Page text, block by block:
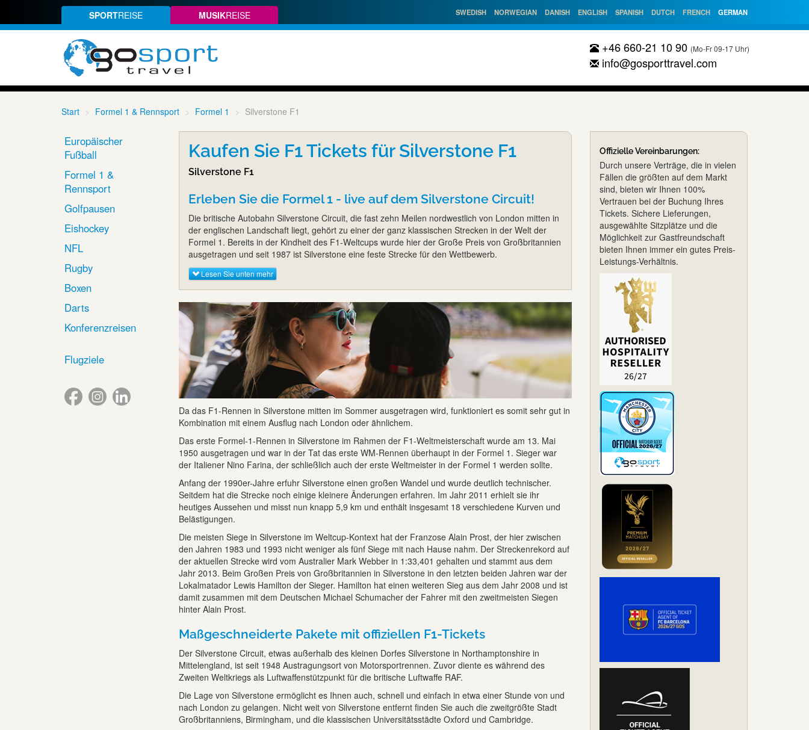
SPORTREISE MUSIKREISE SWEDISH NORWEGIAN DANISH ENGLISH SPANISH DUTCH FRENCH GERMAN
+46 660-21 10 90 (Mo-Fr 09-17 Uhr)
info@gosporttravel.com
Start Formel 1 & Rennsport Formel 1 Silverstone F1
Europäischer
Fußball
Formel 1 &
Rennsport
Golfpausen
Eishockey
NFL
Rugby
Boxen
Darts
Konferenzreisen
Flugziele
Kaufen Sie F1 Tickets für Silverstone F1
Silverstone F1
Erleben Sie die Formel 1 - live auf dem Silverstone Circuit!
Die britische Autobahn Silverstone Circuit, die fast zehn Meilen nordwestlich von London mitten in
der englischen Landschaft liegt, gehört zu einer der ganz klassischen Strecken in der Welt der
Formel 1. Bereits in der Kindheit des F1-Weltcups wurde hier der Große Preis von Großbritannien
ausgetragen und seit 1987 ist Silverstone eine feste Strecke für den Wettbewerb.
Lesen Sie unten mehr
Da das F1-Rennen in Silverstone mitten im Sommer ausgetragen wird, funktioniert es somit sehr gut in
Kombination mit einem Ausflug nach London oder ähnlichem.
Das erste Formel-1-Rennen in Silverstone im Rahmen der F1-Weltmeisterschaft wurde am 13. Mai
1950 ausgetragen und war in der Tat das erste WM-Rennen überhaupt in der Formel 1. Sieger war
der Italiener Nino Farina, der schließlich auch der erste Weltmeister in der Formel 1 werden sollte.
Anfang der 1990er-Jahre erfuhr Silverstone einen großen Wandel und wurde deutlich technischer.
Seitdem hat die Strecke noch einige kleinere Änderungen erfahren. Im Jahr 2011 erhielt sie ihr
heutiges Aussehen und misst nun knapp 5,9 km und enthält insgesamt 18 verschiedene Kurven und
Belästigungen.
Die meisten Siege in Silverstone im Weltcup-Kontext hat der Franzose Alain Prost, der hier zwischen
den Jahren 1983 und 1993 nicht weniger als fünf Siege mit nach Hause nahm. Der Streckenrekord auf
der aktuellen Strecke wird vom Australier Mark Webber in 1:33,401 gehalten und stammt aus dem
Jahr 2013. Beim Großen Preis von Großbritannien in Silverstone in den letzten beiden Jahren war der
Lokalmatador Lewis Hamilton der Sieger. Hamilton hat einen weiteren Sieg aus dem Jahr 2008 und ist
damit zusammen mit dem Deutschen Michael Schumacher der Fahrer mit den zweitmeisten Siegen
hinter Alain Prost.
Maßgeschneiderte Pakete mit offiziellen F1-Tickets
Der Silverstone Circuit, etwas außerhalb des kleinen Dorfes Silverstone in Northamptonshire in
Mittelengland, ist seit 1948 Austragungsort von Motorsportrennen. Zuvor diente es während des
Zweiten Weltkriegs als Luftwaffenstützpunkt für die britische Luftwaffe RAF.
Die Lage von Silverstone ermöglicht es Ihnen auch, schnell und einfach in etwa einer Stunde von und
nach London zu gelangen. Nicht weit von Silverstone entfernt finden Sie auch die zweitgrößte Stadt
Großbritanniens, Birmingham, und die klassischen Universitätsstädte Oxford und Cambridge.
Offizielle Vereinbarungen:
Durch unsere Verträge, die in vielen
Fällen die größten auf dem Markt
sind, bieten wir Ihnen 100%
Vertrauen bei der Buchung Ihres
Tickets. Sichere Lieferungen,
ausgewählte Sitzplätze und die
Möglichkeit zur Gastfreundschaft
bieten Ihnen immer ein gutes Preis-
Leistungs-Verhältnis.